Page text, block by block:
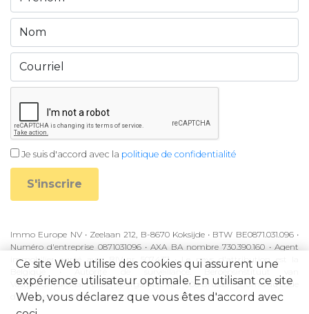
Je suis d'accord avec la politique de confidentialité
S'inscrire
Immo Europe NV • Zeelaan 212, B-8670 Koksijde • BTW BE0871.031.096 •
Numéro d'entreprise 0871031096 • AXA BA nombre 730.390.160 • Agent
immobilier agréé avec BIV-nr 507.437 • Le pays d'attribution est la
Belgique • Autorité de surveillance: Beroepsinstituut van
Vastgoedmakelaars, Luxemburgstraat 16B, 1000 Brussel • Soumis au code
d'éthique BIV • KB à partir du 27 septembre 2006
Ce site Web utilise des cookies qui assurent une
expérience utilisateur optimale. En utilisant ce site
Web, vous déclarez que vous êtes d'accord avec